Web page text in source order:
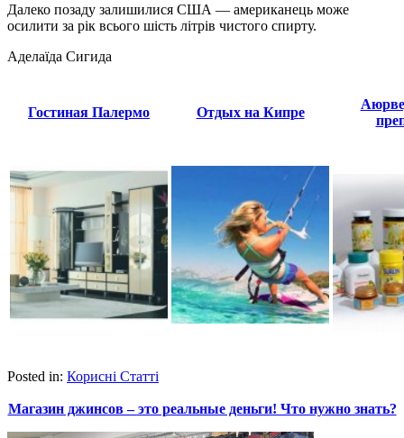
Далеко позаду залишилися США — американець може
осилити за рік всього шість літрів чистого спирту.
Аделаїда Сигида
Гостиная Палермо Отдых на Кипре
Posted in: Корисні Статті
Магазин джинсов – это реальные деньги! Что нужно знать?